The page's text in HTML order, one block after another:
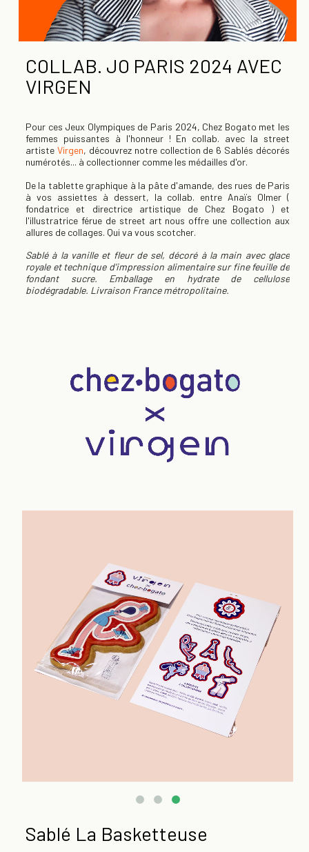
COLLAB. JO PARIS 2024 AVEC
VIRGEN
Pour ces Jeux Olympiques de Paris 2024, Chez Bogato met les
femmes puissantes à l'honneur ! En collab. avec la street
artiste Virgen, découvrez notre collection de 6 Sablés décorés
numérotés... à collectionner comme les médailles d'or.
De la tablette graphique à la pâte d'amande, des rues de Paris
à vos assiettes à dessert, la collab. entre Anaïs Olmer (
fondatrice et directrice artistique de Chez Bogato ) et
l'illustratrice férue de street art nous offre une collection aux
allures de collages. Qui va vous scotcher.
Sablé à la vanille et fleur de sel, décoré à la main avec glace
royale et technique d'impression alimentaire sur fine feuille de
fondant sucre. Emballage en hydrate de cellulose
biodégradable. Livraison France métropolitaine.
Sablé La Basketteuse